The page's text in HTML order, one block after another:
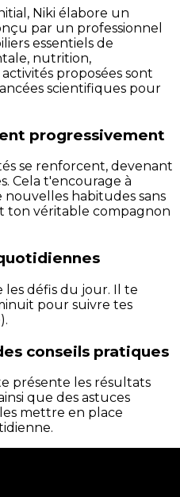
Niki élabore un
par un professionnel
essentiels de
nutrition,
proposées sont
scientifiques pour
progressivement
se renforcent, devenant
Cela t'encourage à
habitudes sans
ton véritable compagnon
les défis du jour. Il te
pour suivre tes
conseils pratiques
présente les résultats
que des astuces
mettre en place